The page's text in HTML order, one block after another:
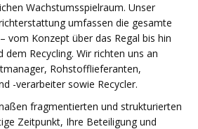
Wachstumsspielraum. Unser
umfassen die gesamte
vom Konzept über das Regal bis hin
dem Recycling. Wir richten uns an
Rohstofflieferanten,
-verarbeiter sowie Recycler.
fragmentierten und strukturierten
Zeitpunkt, Ihre Beteiligung und